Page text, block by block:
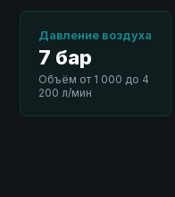
Давление воздуха
7 бар
Объём от 1 000 до 4
200 л/мин